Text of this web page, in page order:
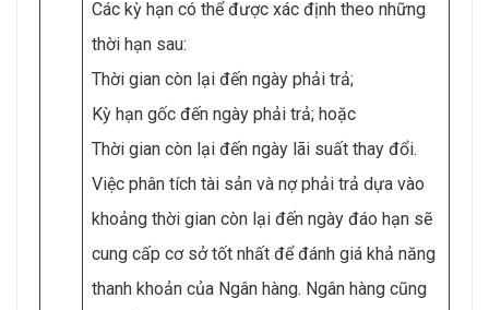
Các kỳ hạn có thể được xác định theo những
thời hạn sau:
Thời gian còn lại đến ngày phải trả;
Kỳ hạn gốc đến ngày phải trả; hoặc
Thời gian còn lại đến ngày lãi suất thay đổi.
Việc phân tích tài sản và nợ phải trả dựa vào
khoảng thời gian còn lại đến ngày đáo hạn sẽ
cung cấp cơ sở tốt nhất để đánh giá khả năng
thanh khoản của Ngân hàng. Ngân hàng cũng